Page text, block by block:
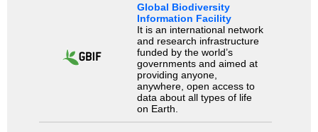
Global Biodiversity
Information Facility
It is an international network
and research infrastructure
funded by the world’s
governments and aimed at
providing anyone,
anywhere, open access to
data about all types of life
on Earth.